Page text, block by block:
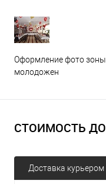
Оформление фото зоны
молодожен
СТОИМОСТЬ
Доставка курьером